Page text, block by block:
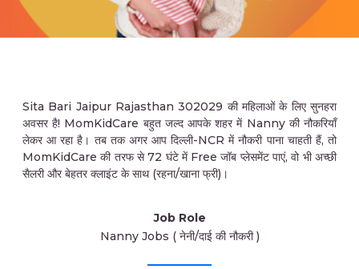
Sita Bari Jaipur Rajasthan 302029 की महिलाओं के लिए सुनहरा
अवसर है! MomKidCare बहुत जल्द आपके शहर में Nanny की नौकरियाँ
लेकर आ रहा है। तब तक अगर आप दिल्ली-NCR में नौकरी पाना चाहती हैं, तो
MomKidCare की तरफ से 72 घंटे में Free जॉब प्लेसमेंट पाएं, वो भी अच्छी
सैलरी और बेहतर क्लाइंट के साथ (रहना/खाना फ्री)।
Job Role
Nanny Jobs ( नेनी/दाई की नौकरी )